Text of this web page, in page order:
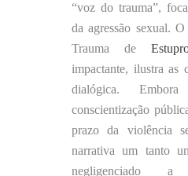
“voz do trauma”,
da agressão sexual.
Trauma de
impactante, ilustra as
dialógica.
conscientização
prazo da violência
narrativa um tanto
negligenciado a